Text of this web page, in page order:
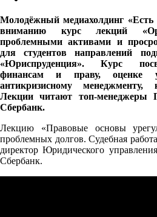
Молодёжный медиахолдинг
вниманию курс лекций
проблемными активами и
для студентов направлений
«Юриспруденция». Курс
финансам и праву, оценке
антикризисному
Лекции читают топ-менеджеры
Сбербанк.
Лекцию «Правовые основы
проблемных долгов. Судебная
директор Юридического
Сбербанк.